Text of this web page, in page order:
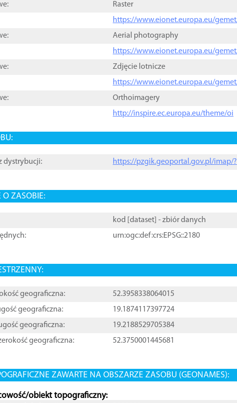
Raster
https://www.eionet.europa.eu/
Aerial photography
https://www.eionet.europa.eu/
Zdjęcie lotnicze
https://www.eionet.europa.eu/
Orthoimagery
http://inspire.ec.europa.eu/theme/oi
dystrybucji: https://pzgik.geoportal.gov.pl/imap/
O ZASOBIE:
kod [ dataset ] - zbiór danych
urn:ogc:def:crs:EPSG::2180
geograficzna:
52.3958338064015
geograficzna:
19.1874117397724
geograficzna:
19.2188529705384
geograficzna:
52.3750001445681
ZAWARTE NA OBSZARZE ZASOBU (GEONAMES):
obiekt topograficzny: